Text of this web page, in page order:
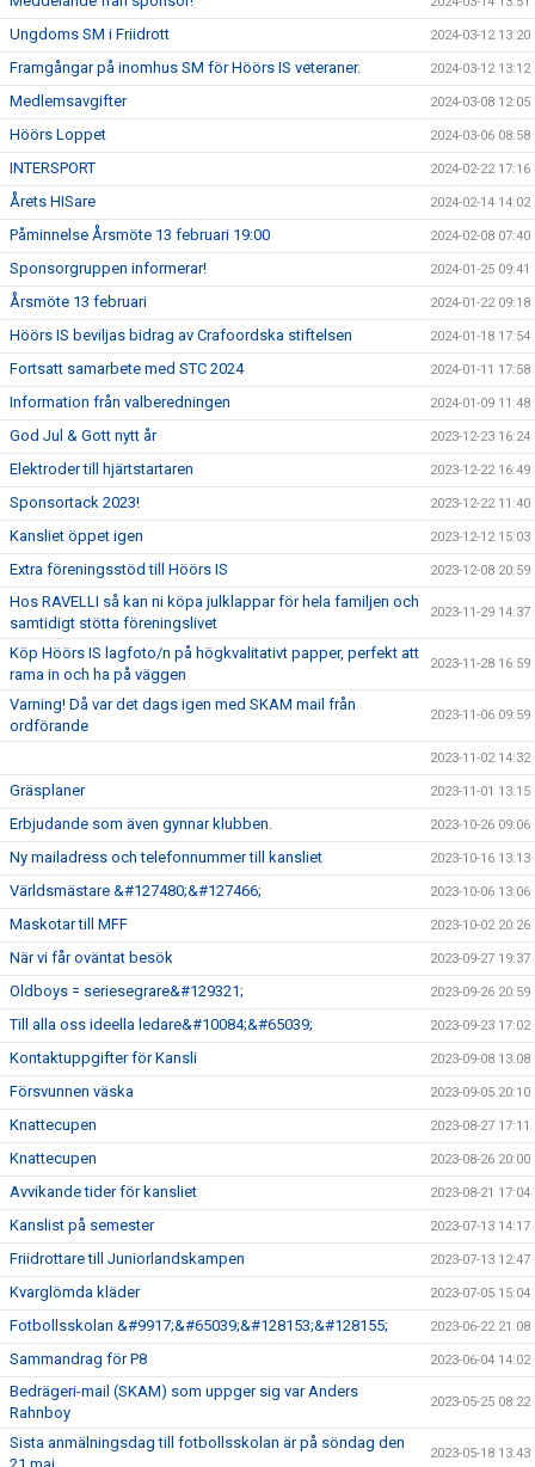
Ungdoms SM i Friidrott 2024-03-12 13:20
Framgångar på inomhus SM för Höörs IS veteraner. 2024-03-12 13:12
Medlemsavgifter 2024-03-08 12:05
Höörs Loppet 2024-03-06 08:58
INTERSPORT 2024-02-22 17:16
Årets HISare 2024-02-14 14:02
Påminnelse Årsmöte 13 februari 19:00 2024-02-08 07:40
Sponsorgruppen informerar! 2024-01-25 09:41
Årsmöte 13 februari 2024-01-22 09:18
Höörs IS beviljas bidrag av Crafoordska stiftelsen 2024-01-18 17:54
Fortsatt samarbete med STC 2024 2024-01-11 17:58
Information från valberedningen 2024-01-09 11:48
God Jul & Gott nytt år 2023-12-23 16:24
Elektroder till hjärtstartaren 2023-12-22 16:49
Sponsortack 2023! 2023-12-22 11:40
Kansliet öppet igen 2023-12-12 15:03
Extra föreningsstöd till Höörs IS 2023-12-08 20:59
Hos RAVELLI så kan ni köpa julklappar för hela familjen och
samtidigt stötta föreningslivet
2023-11-29 14:37
Köp Höörs IS lagfoto/n på högkvalitativt papper, perfekt att
rama in och ha på väggen
2023-11-28 16:59
Varning! Då var det dags igen med SKAM mail från
ordförande
2023-11-06 09:59
2023-11-02 14:32
Gräsplaner 2023-11-01 13:15
Erbjudande som även gynnar klubben. 2023-10-26 09:06
Ny mailadress och telefonnummer till kansliet 2023-10-16 13:13
Världsmästare &#127480;&#127466; 2023-10-06 13:06
Maskotar till MFF 2023-10-02 20:26
När vi får oväntat besök 2023-09-27 19:37
Oldboys = seriesegrare&#129321; 2023-09-26 20:59
Till alla oss ideella ledare&#10084;&#65039; 2023-09-23 17:02
Kontaktuppgifter för Kansli 2023-09-08 13:08
Försvunnen väska 2023-09-05 20:10
Knattecupen 2023-08-27 17:11
Knattecupen 2023-08-26 20:00
Avvikande tider för kansliet 2023-08-21 17:04
Kanslist på semester 2023-07-13 14:17
Friidrottare till Juniorlandskampen 2023-07-13 12:47
Kvarglömda kläder 2023-07-05 15:04
Fotbollsskolan &#9917;&#65039;&#128153;&#128155; 2023-06-22 21:08
Sammandrag för P8 2023-06-04 14:02
Bedrägeri-mail (SKAM) som uppger sig var Anders
Rahnboy
2023-05-25 08:22
Sista anmälningsdag till fotbollsskolan är på söndag den
2023-05-18 13:43